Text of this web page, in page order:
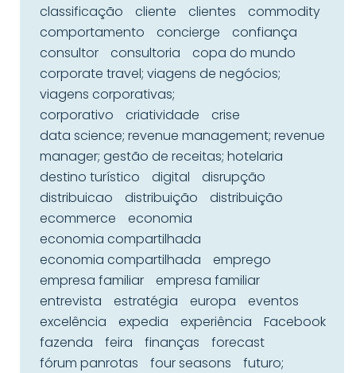
classificação cliente clientes
commodity
comportamento
concierge
confiança
consultor
consultoria
copa do mundo
corporate travel; viagens de negócios;
viagens corporativas;
corporativo
criatividade
crise
data science; revenue management; revenue
manager; gestão de receitas; hotelaria
destino turístico
digital
disrupção
distribuicao
distribuição
distribuição
ecommerce
economia
economia compartilhada
economia compartilhada
emprego
empresa familiar
empresa familiar
entrevista
estratégia europa
eventos
excelência
expedia experiência
Facebook
fazenda
feira finanças
forecast
fórum panrotas
four seasons
futuro;